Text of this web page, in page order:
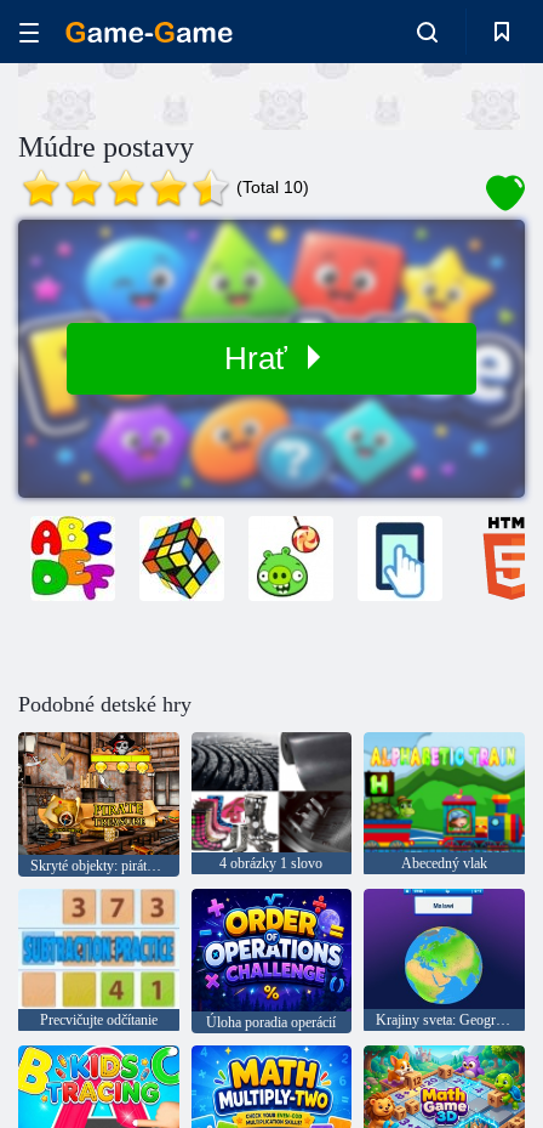
Múdre postavy
(Total 10)
Hrať
Podobné detské hry
Skryté objekty: pirátsky poklad 4 obrázky 1 slovo Abecedný vlak
Precvičujte odčítanie Úloha poradia operácií Krajiny sveta: Geografia zemegule